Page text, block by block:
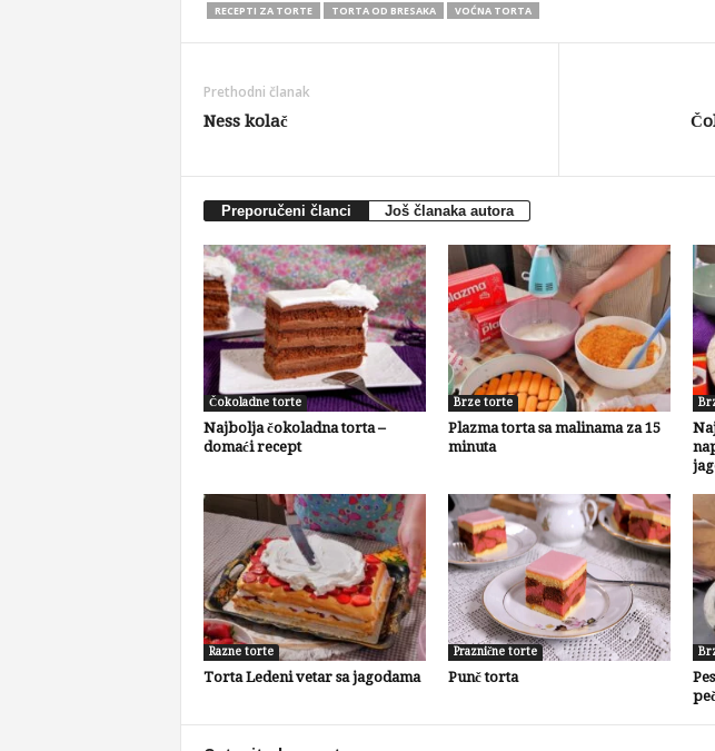
RECEPTI ZA TORTE
TORTA OD BRESAKA VOĆNA TORTA
Prethodni članak
Ness kolač
Preporučeni članci Još članaka autora
Čokoladne torte
Najbolja čokoladna torta –
domaći recept
Brze torte
Plazma torta sa malinama za 15
minuta
Razne torte
Torta Ledeni vetar sa jagodama
Praznične torte
Punč torta